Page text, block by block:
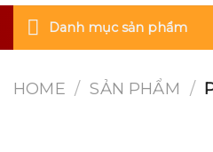
Danh mục sản phẩm
HOME / SẢN PHẨM /